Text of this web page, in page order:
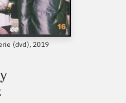
(dvd), 2019